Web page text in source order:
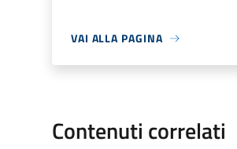
VAI ALLA PAGINA
Contenuti correlati